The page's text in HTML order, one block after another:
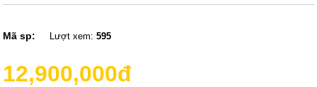
Mã sp: Lượt xem:595
12,900,000đ